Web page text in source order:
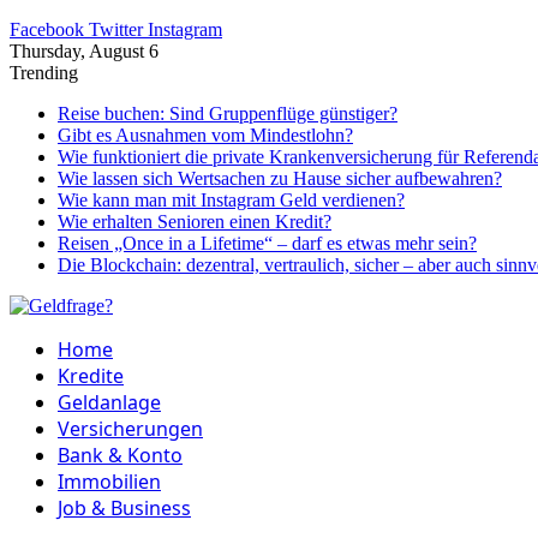
Facebook Twitter Instagram
Thursday, August 6
Trending
Reise buchen: Sind Gruppenflüge günstiger?
Gibt es Ausnahmen vom Mindestlohn?
Wie funktioniert die private Krankenversicherung für
Wie lassen sich Wertsachen zu Hause sicher aufbewahren?
Wie kann man mit Instagram Geld verdienen?
Wie erhalten Senioren einen Kredit?
Reisen „Once in a Lifetime“ – darf es etwas mehr sein?
Die Blockchain: dezentral, vertraulich, sicher – aber auch
Home
Kredite
Geldanlage
Versicherungen
Bank & Konto
Immobilien
Job & Business